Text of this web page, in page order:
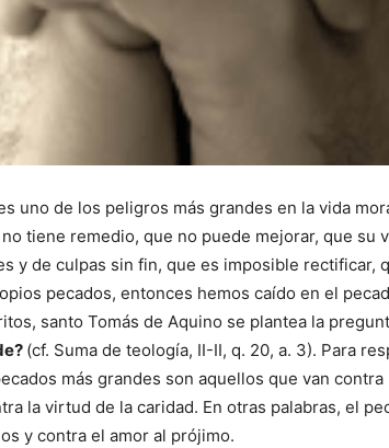
uno de los peligros más grandes en la vida
tiene remedio, que no puede mejorar, que su
y de culpas sin fin, que es imposible rectificar,
pecados, entonces hemos caído en el
santo Tomás de Aquino se plantea la
(cf. Suma de teología, II-II, q. 20, a. 3). Para
más grandes son aquellos que van
la virtud de la caridad. En otras palabras, el
y contra el amor al prójimo.